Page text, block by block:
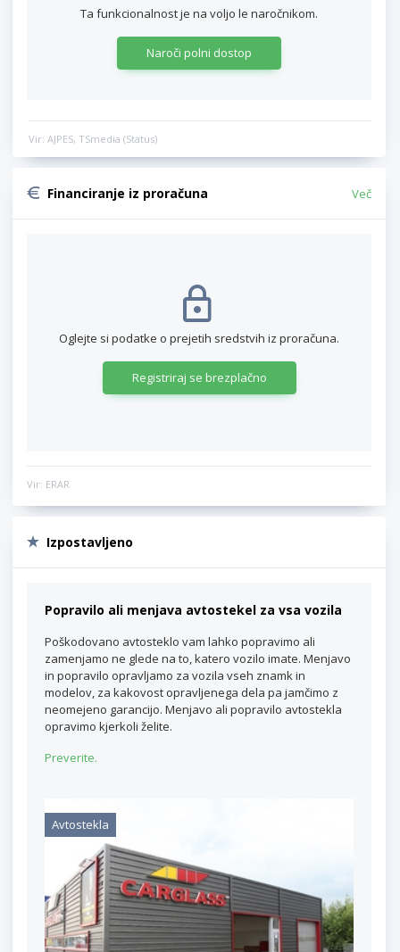
Ta funkcionalnost je na voljo le naročnikom.
Naroči polni dostop
Vir: AJPES, TSmedia (Status)
Financiranje iz proračuna Več
Oglejte si podatke o prejetih sredstvih iz proračuna.
Registriraj se brezplačno
Vir: ERAR
Izpostavljeno
Popravilo ali menjava avtostekel za vsa vozila
Poškodovano avtosteklo vam lahko popravimo ali
zamenjamo ne glede na to, katero vozilo imate. Menjavo
in popravilo opravljamo za vozila vseh znamk in
modelov, za kakovost opravljenega dela pa jamčimo z
neomejeno garancijo. Menjavo ali popravilo avtostekla
opravimo kjerkoli želite.
Preverite.
Avtostekla